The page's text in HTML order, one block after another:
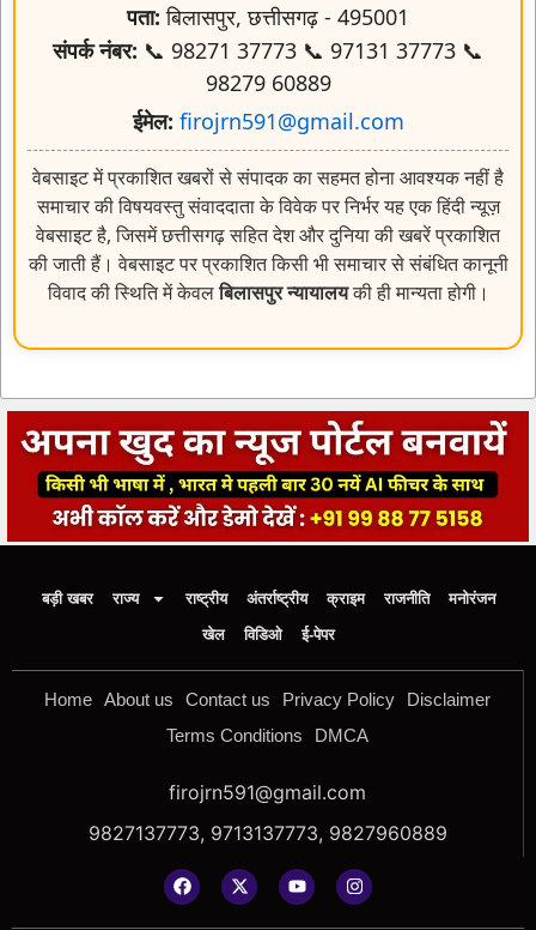
पता: बिलासपुर, छत्तीसगढ़ - 495001
संपर्क नंबर: 📞 98271 37773 📞 97131 37773 📞
98279 60889
ईमेल: firojrn591@gmail.com
वेबसाइट में प्रकाशित खबरों से संपादक का सहमत होना आवश्यक नहीं है
समाचार की विषयवस्तु संवाददाता के विवेक पर निर्भर यह एक हिंदी न्यूज़
वेबसाइट है, जिसमें छत्तीसगढ़ सहित देश और दुनिया की खबरें प्रकाशित
की जाती हैं। वेबसाइट पर प्रकाशित किसी भी समाचार से संबंधित कानूनी
विवाद की स्थिति में केवलबिलासपुर न्यायालयकी ही मान्यता होगी।
बड़ी खबर राज्य राष्ट्रीय अंतर्राष्ट्रीय क्राइम राजनीति
मनोरंजन
खेल
विडिओ ई-पेपर
Home About us Contact us Privacy Policy
Disclaimer
Terms Conditions
DMCA
firojrn591@gmail.com
9827137773, 9713137773, 9827960889